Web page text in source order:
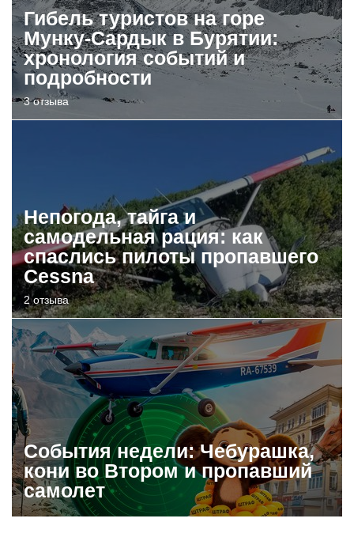
Гибель туристов на горе
Мунку-Сардык в Бурятии:
хронология событий и
подробности
3 отзыва
Непогода, тайга и
самодельная рация: как
спаслись пилоты пропавшего
Cessna
2 отзыва
События недели: Чебурашка,
кони во Втором и пропавший
самолет